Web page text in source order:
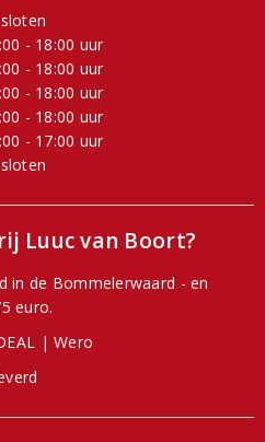
- 18:00 uur
- 18:00 uur
- 18:00 uur
- 18:00 uur
- 17:00 uur
Luuc van Boort?
in de Bommelerwaard - en
euro.
| Wero